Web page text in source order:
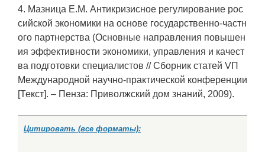
4. Мазница Е.М. Антикризисное регулирование рос
сийской экономики на основе государственно-частн
ого партнерства (Основные направления повышен
ия эффективности экономики, управления и качест
ва подготовки специалистов // Сборник статей VП
Международной научно-практической конференции
[Текст]. – Пенза: Приволжский дом знаний, 2009).
Цитировать (все форматы):